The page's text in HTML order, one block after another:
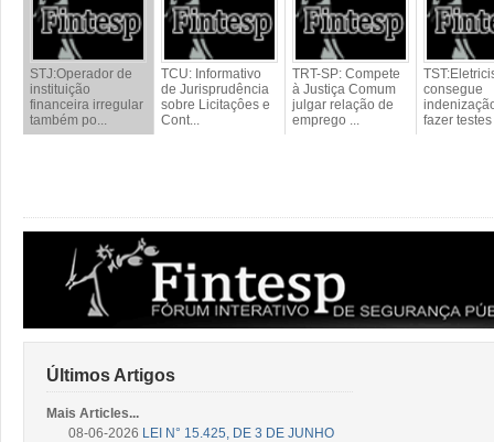
STJ:Operador de
instituição
financeira irregular
também po...
TCU: Informativo
de Jurisprudência
sobre Licitaçôes e
Cont...
TRT-SP: Compete
à Justiça Comum
julgar relação de
emprego ...
consegue
fazer testes
Últimos Artigos
Mais Articles...
08-06-2026 LEI N° 15.425, DE 3 DE JUNHO